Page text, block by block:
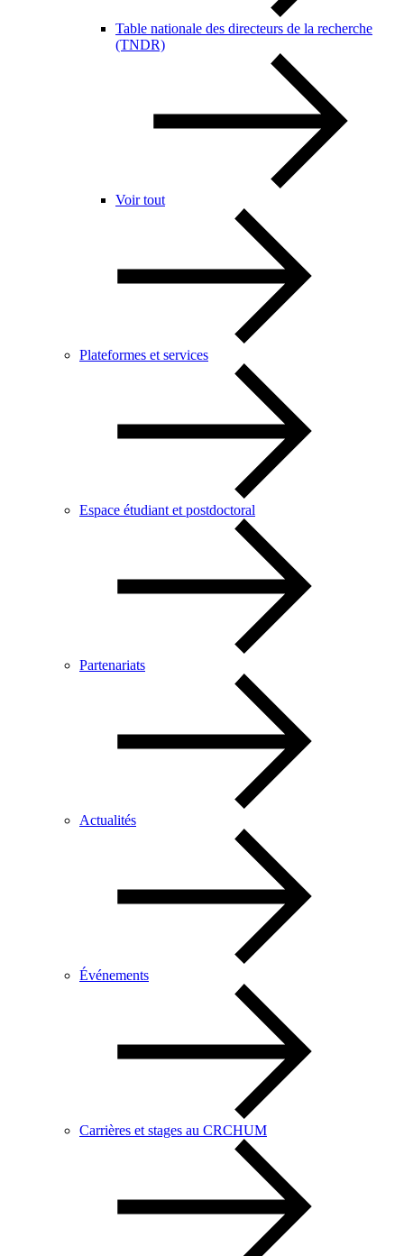
Table nationale des directeurs de la recherche
(TNDR)
Voir tout
Plateformes et services
Espace étudiant et postdoctoral
Partenariats
Actualités
Événements
Carrières et stages au CRCHUM